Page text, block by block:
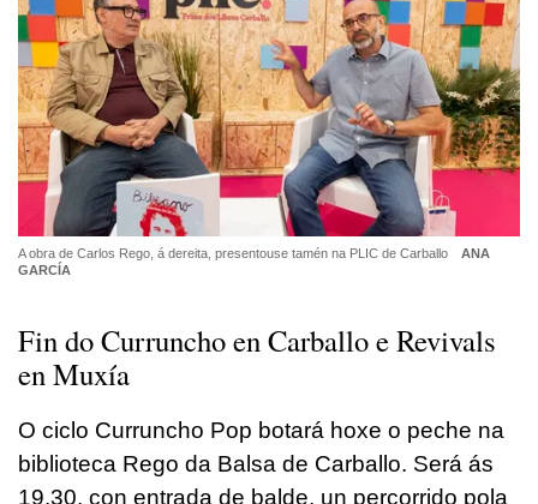
A obra de Carlos Rego, á dereita, presentouse tamén na PLIC de Carballo
ANA
GARCÍA
Fin do Curruncho en Carballo e Revivals
en Muxía
O ciclo Curruncho Pop botará hoxe o peche na
biblioteca Rego da Balsa de Carballo. Será ás
19.30, con entrada de balde, un percorrido pola